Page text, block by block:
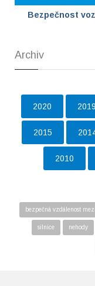
Bezpečnost
Archiv
2020 2019
2015
2010
bezpečná vzdálenost
silnice nehody